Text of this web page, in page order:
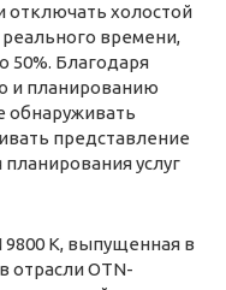
отключать холостой
времени,
50%. Благодаря
и планированию
представление
услуг
9800 K, выпущенная в
отрасли OTN-